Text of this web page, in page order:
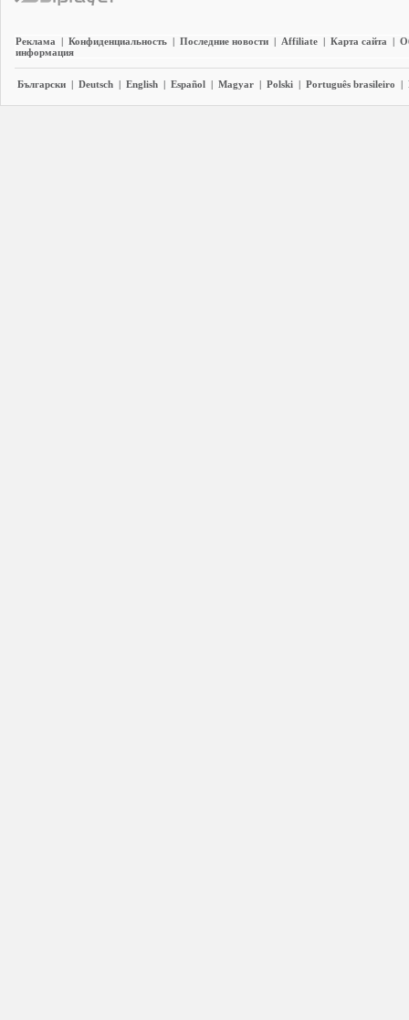
Реклама | Конфиденциальность | Последние новости | Affiliate | Карта сайта |
информация
Български | Deutsch | English | Español | Magyar | Polski | Português brasileiro |